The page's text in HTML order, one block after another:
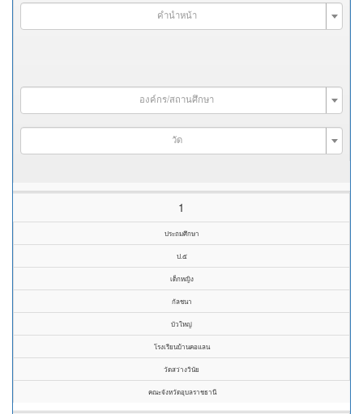
คำนำหน้า
องค์กร/สถานศึกษา
วัด
1
ประถมศึกษา
ป.๕
เด็กหญิง
กัลชนา
บัวใหญ่
โรงเรียนบ้านคอแลน
วัดสว่างวินัย
คณะจังหวัดอุบลราชธานี